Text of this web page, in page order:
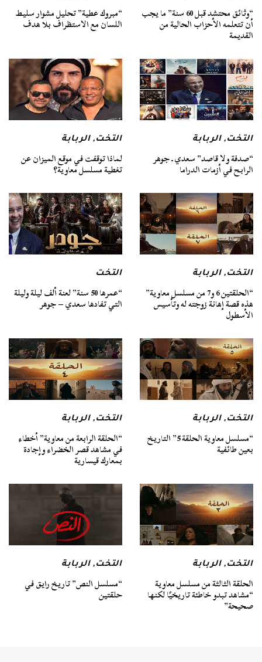
“وثائق محتشد قبل 60 سنة” ما يجب
أن تتعلمه الأحزاب الحالية من
القديمة
“مبروك عطية” تحليل مشوار سليط
اللسان مع الاستظراف بلا هدف
التخت,الربابة
“صدفة ولا قاصد” سعدي ـ جوهر
الرابح في أزمات الدراما
التخت,الربابة
لماذا توقفت في موقع الميزان عن
تغطية مسلسل معاوية؟
التخت,الربابة
“الحلقتين 6 و7 من مسلسل معاوية”
هذه قصة إهانة زوجته له وتأسيس
الأسطول
التخت
“عمرها 50 سنة” لعنة ألف ليلة وليلة
التي تفادها سعدي – جوهر
التخت,الربابة
“مسلسل معاوية الحلقة 5” التاريخ
بعين طائفية
التخت,الربابة
“الحلقة الرابعة من معاوية” أخطاء
في مشاهد قصر الخضراء وإجادة
بمعارك قيسارية
التخت,الربابة
الحلقة الثالثة من مسلسل معاوية
“مشاهد تبدو خاطئة تاريخيًا لكنها
صحيحة”
التخت,الربابة
“مسلسل النص” تاريخ رايق في
حلقتين